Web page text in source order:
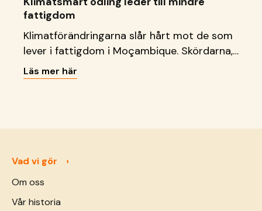
fattigdom
Klimatförändringarna slår hårt mot de som
lever i fattigdom i Moçambique. Skördarna,
som hela familjer livnär sig på, misslyckas.
Det leder till näringsbrist, svält och än mer
sätt. Fembarnsmamman Aissa är en av dem.
Läs mer här
Vad vi gör
Om oss
Vår historia